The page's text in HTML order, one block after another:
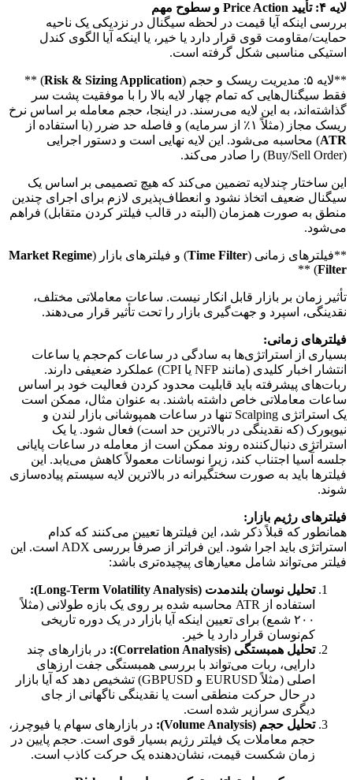
لایه ۴: تأیید Price Action و سطوح مهم
بررسی اینکه آیا قیمت در لحظه سیگنال در نزدیکی یک ناحیه
حمایت/مقاومت قوی قرار دارد یا خیر، یا اینکه آیا الگوی کندل
استیکی مناسبی شکل گرفته است.
**لایه ۵: مدیریت ریسک و حجم ( Risk & Sizing Application
) **
فقط سیگنال‌هایی که تمام چهار لایه بالا را با موفقیت پشت سر
گذاشته‌اند، به این لایه می‌رسند. در اینجا، حجم معامله بر اساس نرخ
ریسک مجاز (مثلاً ۱٪ از سرمایه) و فاصله حد ضرر (با استفاده از
ATR) محاسبه می‌شود. این لایه نهایی است و دستور اجرایی
(Buy/Sell Order) را صادر می‌کند.
این ساختار چندلایه تضمین می‌کند که هیچ تصمیمی بر اساس یک
سیگنال ضعیف اتخاذ نشود و انعطاف‌پذیری لازم برای اجرای چندین
منطق به صورت همزمان (البته در قالب فیلتر کردن متقابل) فراهم
می‌شود.
**فیلترهای زمانی (Time Filter) و فیلترهای بازار (Market Regime
Filter
) **
تأثیر زمان بر بازار قابل انکار نیست. ساعات معاملاتی مختلف،
نقدینگی، اسپرد و جهت‌گیری بازار را تحت تأثیر قرار می‌دهند.
فیلترهای زمانی:
بسیاری از استراتژی‌ها به سادگی در ساعات کم‌حجم یا ساعات
انتشار اخبار کلیدی (مانند NFP یا CPI) عملکرد ضعیفی دارند.
ربات‌های پیشرفته باید قابلیت محدود کردن فعالیت خود بر اساس
ساعات معاملاتی خاص داشته باشند. به عنوان مثال، ممکن است
یک استراتژی Scalping تنها در ساعات همپوشانی بازار لندن و
نیویورک (که نقدینگی در بالاترین حد است) فعال شود. یا یک
استراتژی دنبال‌کننده روند ممکن است از معامله در ساعات پایانی
جلسه آسیا اجتناب کند، زیرا نوسانات معمولاً کاهش می‌یابد. این
فیلترها باید به صورت سختگیرانه در بالاترین لایه سیستم پیاده‌سازی
شوند.
فیلترهای رژیم بازار:
همانطور که قبلاً ذکر شد، این فیلترها تعیین می‌کنند که کدام
استراتژی باید اجرا شود. این فراتر از صرفاً بررسی ADX است. این
فیلتر می‌تواند شامل معیارهای پیچیده‌تری باشد:
تحلیل نوسان بلندمدت (Long-Term Volatility Analysis):
استفاده از ATR محاسبه شده بر روی یک بازه طولانی (مثلاً
۲۰۰ شمع) برای تعیین اینکه آیا بازار در یک دوره تاریخی
کم‌نوسان قرار دارد یا خیر.
تحلیل همبستگی (Correlation Analysis):
در بازارهای چند
دارایی، ربات می‌تواند با بررسی همبستگی جفت ارزهای
اصلی (مثلاً EURUSD و GBPUSD) تشخیص دهد که آیا بازار
در حال حرکت منطقی است یا نقدینگی ناگهانی از جای
دیگری سرازیر شده است.
تحلیل حجم (Volume Analysis):
در بازارهای سهام یا فیوچرز،
حجم معاملات یک فیلتر رژیم بسیار قوی است. حجم پایین در
زمان شکست قیمت، نشان‌دهنده یک حرکت کاذب است.